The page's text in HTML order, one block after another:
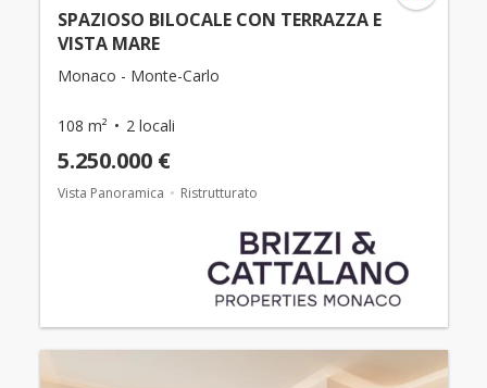
SPAZIOSO BILOCALE CON TERRAZZA E
VISTA MARE
Monaco - Monte-Carlo
108 m² 2 locali
5.250.000 €
Vista Panoramica Ristrutturato